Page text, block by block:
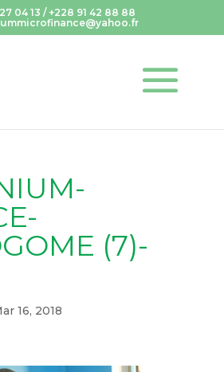
04 13 / +228 91 42 88 88
(7)-
16, 2018